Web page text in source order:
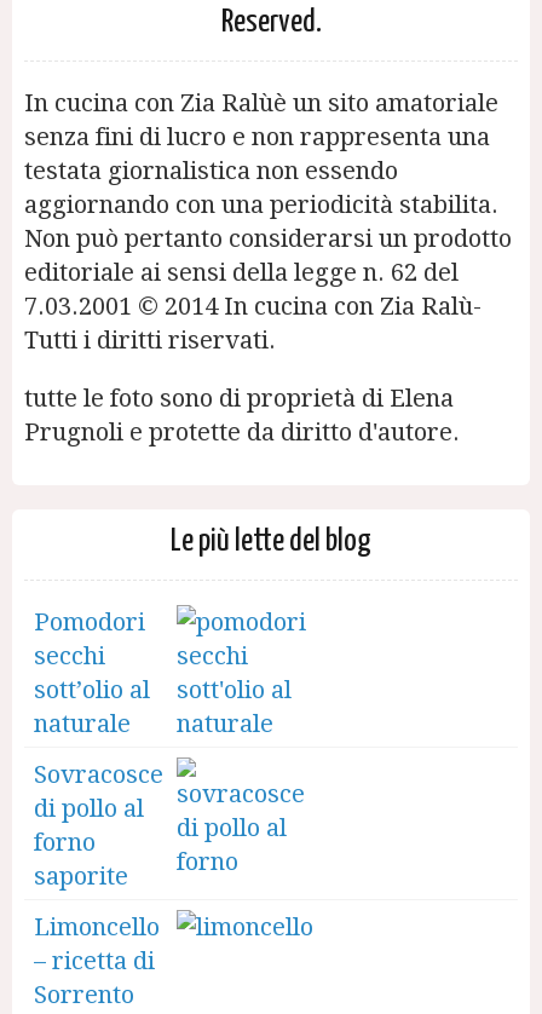
Reserved.
In cucina con Zia Ralùè un sito amatoriale
senza fini di lucro e non rappresenta una
testata giornalistica non essendo
aggiornando con una periodicità stabilita.
Non può pertanto considerarsi un prodotto
editoriale ai sensi della legge n. 62 del
7.03.2001 © 2014 In cucina con Zia Ralù-
Tutti i diritti riservati.
tutte le foto sono di proprietà di Elena
Prugnoli e protette da diritto d'autore.
Le più lette del blog
Pomodori
secchi
sott’olio al
naturale
Sovracosce
di pollo al
forno
saporite
Limoncello
– ricetta di
Sorrento